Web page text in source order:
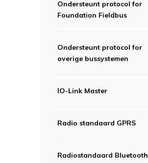
Ondersteunt protocol for
Foundation Fieldbus
Ondersteunt protocol for
overige bussystemen
IO-Link Master
Radio standaard GPRS
Radiostandaard Bluetooth